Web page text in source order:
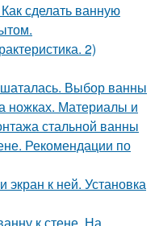
сделать ванную
2)
Выбор ванны
ножках. Материалы и
стальной ванны
Рекомендации по
экран к ней. Установка